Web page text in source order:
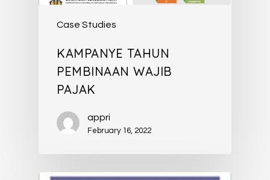
Case Studies
KAMPANYE TAHUN
PEMBINAAN WAJIB
PAJAK
appri
February 16, 2022